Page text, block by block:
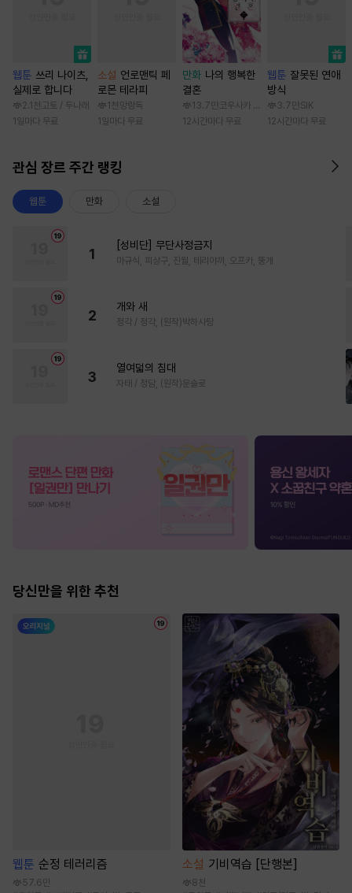
웹툰 쓰리 나이츠,
실제로 합니다
2.1천 고토 / 두나래
1일마다 무료
소설 언로맨틱 페
로몬 테라피
1천 망랑독
1일마다 무료
만화 나의 행복한
결혼
13.7만 코우사카 리토 / 아기토기 아쿠미
12시간마다 무료
웹툰 잘못된 연애
방식
3.7만 SIK
12시간마다 무료
관심 장르 주간 랭킹
웹툰 만화 소설
1
[성비단] 무단사정금지
마규식, 피상구, 진월, 테리야끼, 오프카, 뚱개
2
개와 새
정각 / 정각, (원작)박하사탕
3
열여덟의 침대
자태 / 청담, (원작)문슬로
당신만을 위한 추천
웹툰 순정 테러리즘
57.6만
소설 기비역습 [단행본]
8천